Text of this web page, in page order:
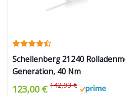
Schellenberg 21240
Generation, 40 Nm
123,00 € 142,93 €